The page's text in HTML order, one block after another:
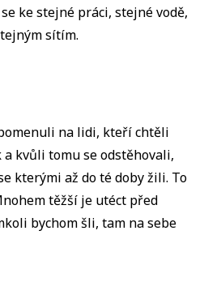
ke stejné práci, stejné vodě,
sítím.
na lidi, kteří chtěli
kvůli tomu se odstěhovali,
kterými až do té doby žili. To
těžší je utéct před
bychom šli, tam na sebe